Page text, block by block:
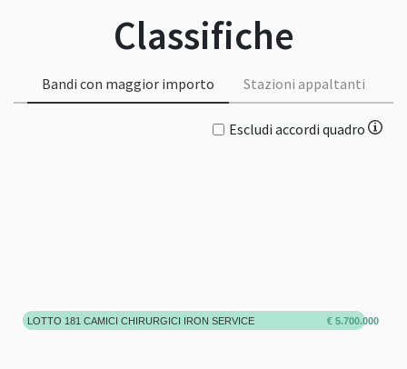
Classifiche
Bandi con maggior importo Stazioni appaltanti
Escludi accordi quadro
LOTTO 181 CAMICI CHIRURGICI IRON SERVICE € 5.700.000